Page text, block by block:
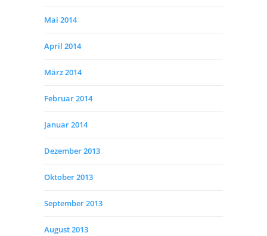
Mai 2014
April 2014
März 2014
Februar 2014
Januar 2014
Dezember 2013
Oktober 2013
September 2013
August 2013